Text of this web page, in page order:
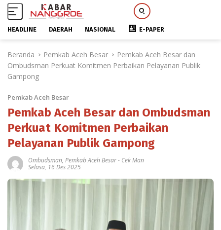
HEADLINE DAERAH NASIONAL E-PAPER
Beranda Pemkab Aceh Besar
Pemkab Aceh Besar dan
Ombudsman Perkuat Komitmen Perbaikan Pelayanan Publik
Gampong
Pemkab Aceh Besar
Pemkab Aceh Besar dan Ombudsman
Perkuat Komitmen Perbaikan
Pelayanan Publik Gampong
Ombudsman, Pemkab Aceh Besar- Cek Man
Selasa, 16 Des 2025